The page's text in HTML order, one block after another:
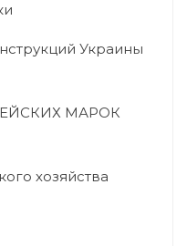
Украины
МАРОК
хозяйства